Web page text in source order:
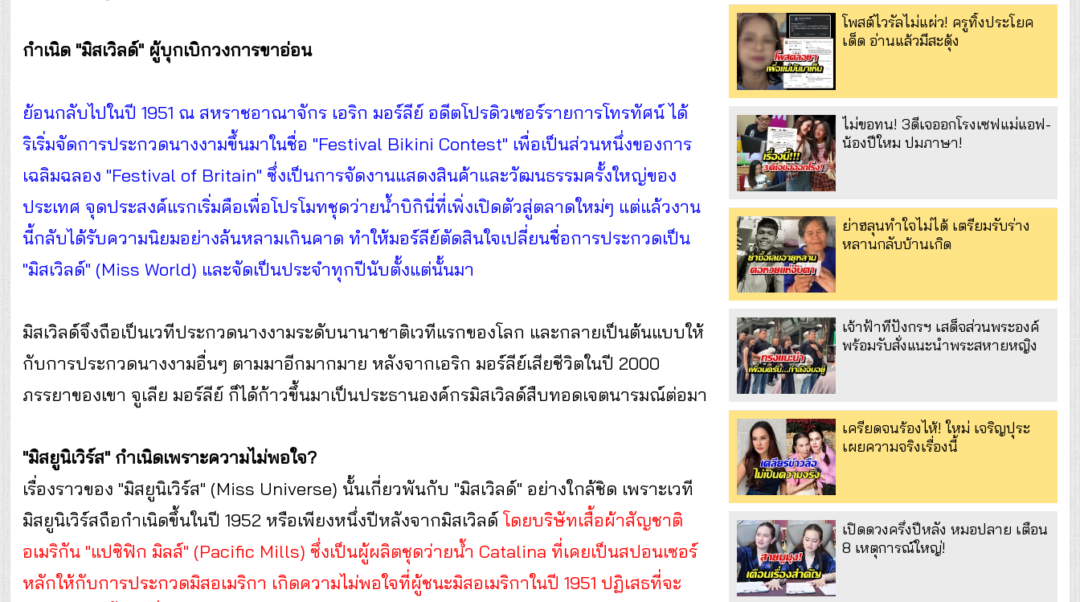
กำเนิด "มิสเวิลด์" ผู้บุกเบิกวงการขาอ่อน
ย้อนกลับไปในปี 1951 ณ สหราชอาณาจักร เอริก มอร์ลีย์ อดีตโปรดิวเซอร์รายการโทรทัศน์ ได้
ริเริ่มจัดการประกวดนางงามขึ้นมาในชื่อ "Festival Bikini Contest" เพื่อเป็นส่วนหนึ่งของการ
เฉลิมฉลอง "Festival of Britain" ซึ่งเป็นการจัดงานแสดงสินค้าและวัฒนธรรมครั้งใหญ่ของ
ประเทศ จุดประสงค์แรกเริ่มคือเพื่อโปรโมทชุดว่ายน้ำบิกินี่ที่เพิ่งเปิดตัวสู่ตลาดใหม่ๆ แต่แล้วงาน
นี้กลับได้รับความนิยมอย่างล้นหลามเกินคาด ทำให้มอร์ลีย์ตัดสินใจเปลี่ยนชื่อการประกวดเป็น
"มิสเวิลด์" (Miss World) และจัดเป็นประจำทุกปีนับตั้งแต่นั้นมา
มิสเวิลด์จึงถือเป็นเวทีประกวดนางงามระดับนานาชาติเวทีแรกของโลก และกลายเป็นต้นแบบให้
กับการประกวดนางงามอื่นๆ ตามมาอีกมากมาย หลังจากเอริก มอร์ลีย์เสียชีวิตในปี 2000
ภรรยาของเขา จูเลีย มอร์ลีย์ ก็ได้ก้าวขึ้นมาเป็นประธานองค์กรมิสเวิลด์สืบทอดเจตนารมณ์ต่อมา
"มิสยูนิเวิร์ส" กำเนิดเพราะความไม่พอใจ?
เรื่องราวของ "มิสยูนิเวิร์ส" (Miss Universe) นั้นเกี่ยวพันกับ "มิสเวิลด์" อย่างใกล้ชิด เพราะเวที
มิสยูนิเวิร์สถือกำเนิดขึ้นในปี 1952 หรือเพียงหนึ่งปีหลังจากมิสเวิลด์ โดยบริษัทเสื้อผ้าสัญชาติ
อเมริกัน "แปซิฟิก มิลส์" (Pacific Mills) ซึ่งเป็นผู้ผลิตชุดว่ายน้ำ Catalina ที่เคยเป็นสปอนเซอร์
หลักให้กับการประกวดมิสอเมริกา เกิดความไม่พอใจที่ผู้ชนะมิสอเมริกาในปี 1951 ปฏิเสธที่จะ
โพสต์ไวรัลไม่แผ่ว! ครูทิ้งประโยค
เด็ด อ่านแล้วมีสะดุ้ง
ไม่ขอทน! 3ดีเจออกโรงเซฟแม่แอฟ-
น้องปีใหม ปมภาษา!
ย่าฮลุนทำใจไม่ได้ เตรียมรับร่าง
หลานกลับบ้านเกิด
เจ้าฟ้าทีปังกรฯ เสด็จส่วนพระองค์
พร้อมรับสั่งแนะนำพระสหายหญิง
เครียดจนร้องไห้! ใหม่ เจริญปุระ
เผยความจริงเรื่องนี้
เปิดดวงครึ่งปีหลัง หมอปลาย เตือน
8 เหตุการณ์ใหญ่!